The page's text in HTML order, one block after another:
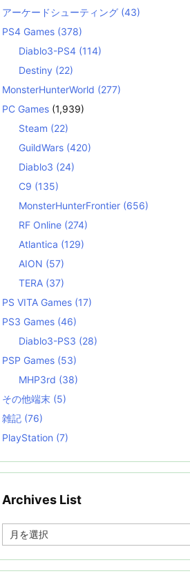
アーケードシューティング (43)
PS4 Games (378)
Diablo3-PS4 (114)
Destiny (22)
MonsterHunterWorld (277)
PC Games (1,939)
Steam (22)
GuildWars (420)
Diablo3 (24)
C9 (135)
MonsterHunterFrontier (656)
RF Online (274)
Atlantica (129)
AION (57)
TERA (37)
PS VITA Games (17)
PS3 Games (46)
Diablo3-PS3 (28)
PSP Games (53)
MHP3rd (38)
その他端末 (5)
雑記 (76)
PlayStation (7)
Archives List